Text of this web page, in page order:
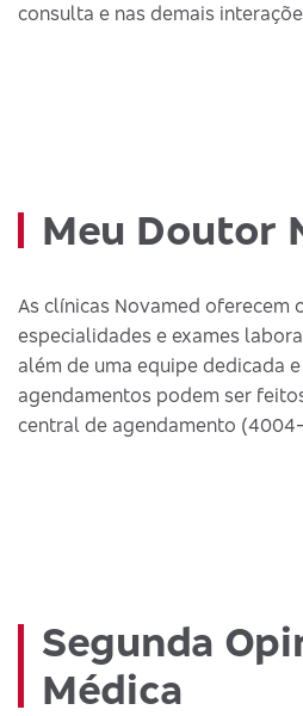
consulta e nas demais
Meu Doutor
As clínicas Novamed oferecem
especialidades e exames
além de uma equipe dedicada
agendamentos podem ser
central de agendamento
Segunda
Médica